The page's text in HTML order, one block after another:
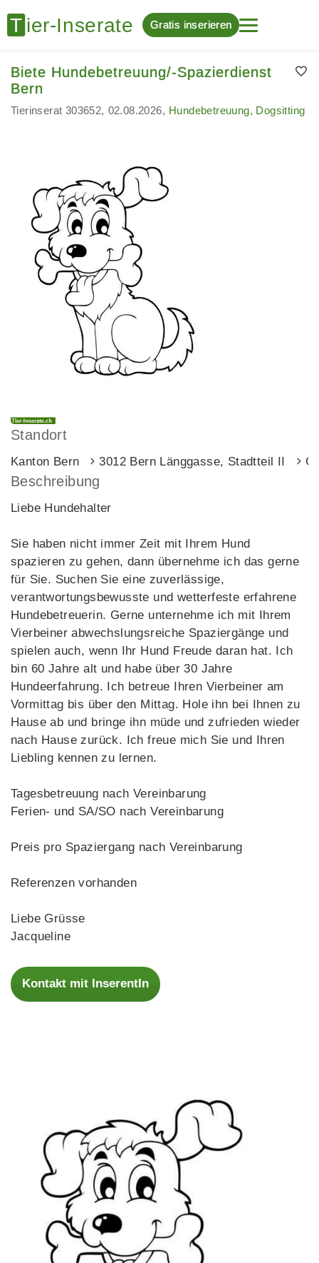
Gratis inserieren
Biete Hundebetreuung/-Spazierdienst
Bern
Tierinserat 303652 02.08.2026 Hundebetreuung, Dogsitting
Standort
Kanton Bern 3012 Bern Länggasse, Stadtteil II
Beschreibung
Liebe Hundehalter
Sie haben nicht immer Zeit mit Ihrem Hund
spazieren zu gehen, dann übernehme ich das gerne
für Sie. Suchen Sie eine zuverlässige,
verantwortungsbewusste und wetterfeste erfahrene
Hundebetreuerin. Gerne unternehme ich mit Ihrem
Vierbeiner abwechslungsreiche Spaziergänge und
spielen auch, wenn Ihr Hund Freude daran hat. Ich
bin 60 Jahre alt und habe über 30 Jahre
Hundeerfahrung. Ich betreue Ihren Vierbeiner am
Vormittag bis über den Mittag. Hole ihn bei Ihnen zu
Hause ab und bringe ihn müde und zufrieden wieder
nach Hause zurück. Ich freue mich Sie und Ihren
Liebling kennen zu lernen.
Tagesbetreuung nach Vereinbarung
Ferien- und SA/SO nach Vereinbarung
Preis pro Spaziergang nach Vereinbarung
Referenzen vorhanden
Liebe Grüsse
Jacqueline
Kontakt mit InserentIn